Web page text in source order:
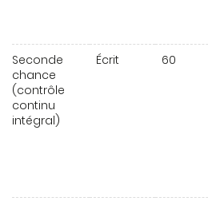
Seconde
chance
(contrôle
continu
intégral)
Écrit 60